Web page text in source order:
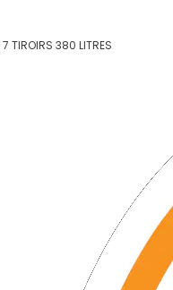
TIROIRS 380 LITRES